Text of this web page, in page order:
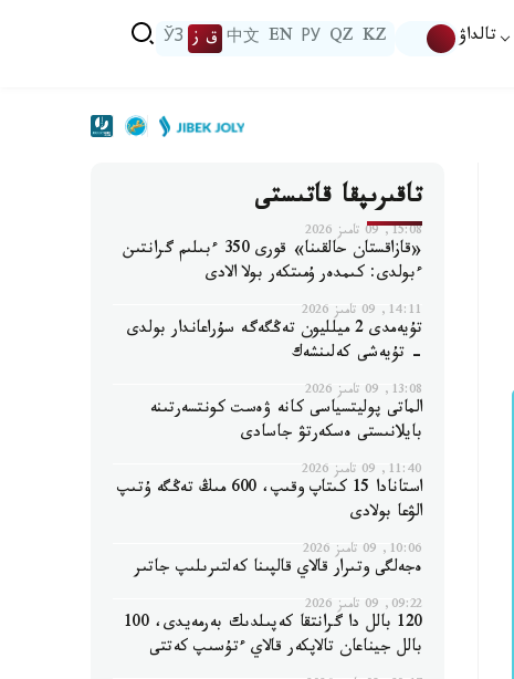
تالداۋ KZ
QZ
РУ
EN
中文 ق ز ЎЗ
تاقىرىپقا قاتىستى
15:08, 09 تامىز 2026
«قازاقستان حالقىنا» قورى 350 ءبىلىم گرانتىن
ءبولدى: كىمدەر ۇمىتكەر بولا الادى
14:11, 09 تامىز 2026
تۇيەمدى 2 ميلليون تەڭگەگە سۇراعاندار بولدى
- تۇيەشى كەلىنشەك
13:08, 09 تامىز 2026
الماتى پوليتسياسى كانە ۋەست كونتسەرتىنە
بايلانىستى ەسكەرتۋ جاسادى
11:40, 09 تامىز 2026
استانادا 15 كىتاپ وقىپ، 600 مىڭ تەڭگە ۇتىپ
الۋعا بولادى
10:06, 09 تامىز 2026
ەجەلگى وتىرار قالاي قالپىنا كەلتىرىلىپ جاتىر
09:22, 09 تامىز 2026
120 بالل دا گرانتقا كەپىلدىك بەرمەيدى، 100
بالل جيناعان تالاپكەر قالاي ءتۇسىپ كەتتى